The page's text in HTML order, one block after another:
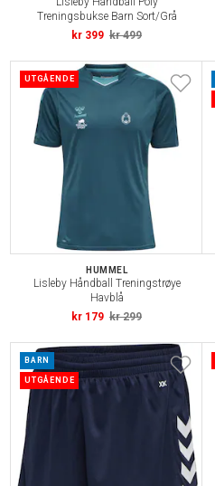
Treningsbukse Barn Sort/Grå
kr 399 kr 499
UTGÅENDE
HUMMEL
Lisleby Håndball Treningstrøye
Havblå
kr 179 kr 299
BARN
UTGÅENDE